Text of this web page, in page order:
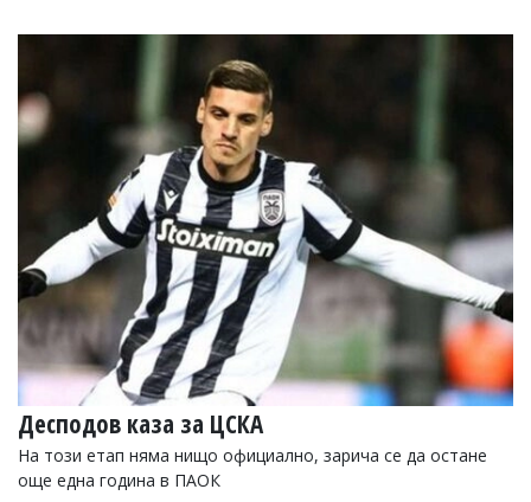
Десподов каза за ЦСКА
На този етап няма нищо официално, зарича се да остане
още една година в ПАОК